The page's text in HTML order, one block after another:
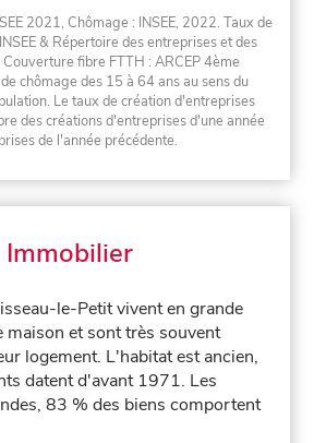
2021, Chômage : INSEE, 2022. Taux de
& Répertoire des entreprises et des
fibre FTTH : ARCEP 4ème
chômage des 15 à 64 ans au sens du
Le taux de création d'entreprises
des créations d'entreprises d'une année
de l'année précédente.
Immobilier
le-Petit vivent en grande
maison et sont très souvent
logement. L'habitat est ancien,
datent d'avant 1971. Les
83 % des biens comportent